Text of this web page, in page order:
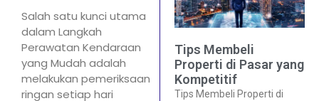
Salah satu kunci utama
dalam Langkah
Perawatan Kendaraan
yang Mudah adalah
melakukan pemeriksaan
ringan setiap hari
Tips Membeli
Properti di Pasar yang
Kompetitif
Tips Membeli Properti di